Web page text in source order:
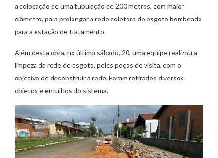
a colocação de uma tubulação de 200 metros, com maior
diâmetro, para prolongar a rede coletora do esgoto bombeado
para a estação de tratamento.
Além desta obra, no último sábado, 20, uma equipe realizou a
limpeza da rede de esgoto, pelos poços de visita, com o
objetivo de desobstruir a rede. Foram retirados diversos
objetos e entulhos do sistema.